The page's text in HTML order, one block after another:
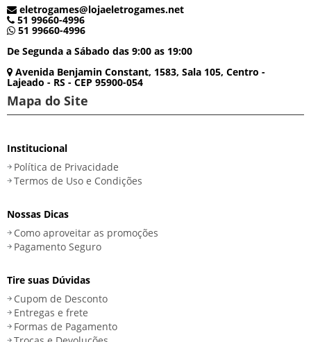
eletrogames@lojaeletrogames.net
51 99660-4996
51 99660-4996
De Segunda a Sábado das 9:00 as 19:00
Avenida Benjamin Constant, 1583, Sala 105, Centro -
Lajeado - RS - CEP 95900-054
Mapa do Site
Institucional
Política de Privacidade
Termos de Uso e Condições
Nossas Dicas
Como aproveitar as promoções
Pagamento Seguro
Tire suas Dúvidas
Cupom de Desconto
Entregas e frete
Formas de Pagamento